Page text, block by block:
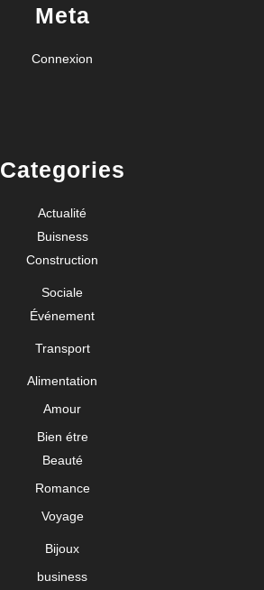
Meta
Connexion
Categories
Actualité
Buisness
Construction
Sociale
Événement
Transport
Alimentation
Amour
Bien étre
Beauté
Romance
Voyage
Bijoux
business